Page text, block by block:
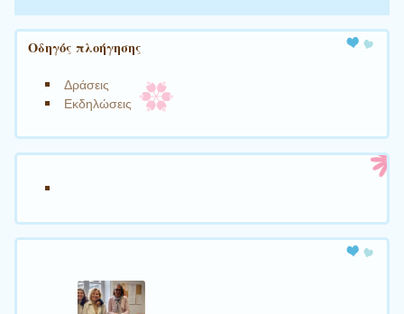
Οδηγός πλοήγησης
Δράσεις
Εκδηλώσεις